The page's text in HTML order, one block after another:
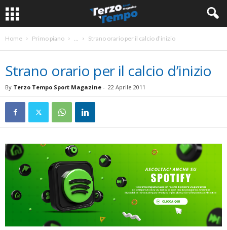
Home Primo piano ... Strano orario per il calcio d’inizio
Strano orario per il calcio d’inizio
By Terzo Tempo Sport Magazine - 22 Aprile 2011